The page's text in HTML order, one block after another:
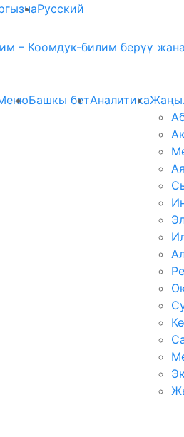
Русский
– Коомдук-билим берүү
Башкы бетАналитика